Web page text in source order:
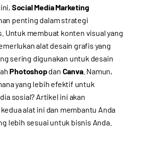
Social Media Marketing
penting dalam strategi
Untuk membuat konten visual yang
alat desain grafis yang
sering digunakan untuk desain
Photoshopdan Canva. Namun,
yang lebih efektif untuk
sosial? Artikel ini akan
alat ini dan membantu Anda
lebih sesuai untuk bisnis Anda.